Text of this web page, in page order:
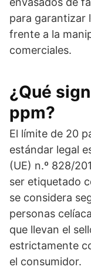
para garantizar
frente a la
comerciales.
¿Qué
ppm?
El límite de 20
estándar legal
(UE) n.º 828/
ser etiquetado
se considera
personas
que llevan el
estrictamente
el consumidor.